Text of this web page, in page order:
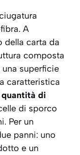
A
della carta da
composta
superficie
caratteristica
di
di sporco
Per un
panni: uno
e un